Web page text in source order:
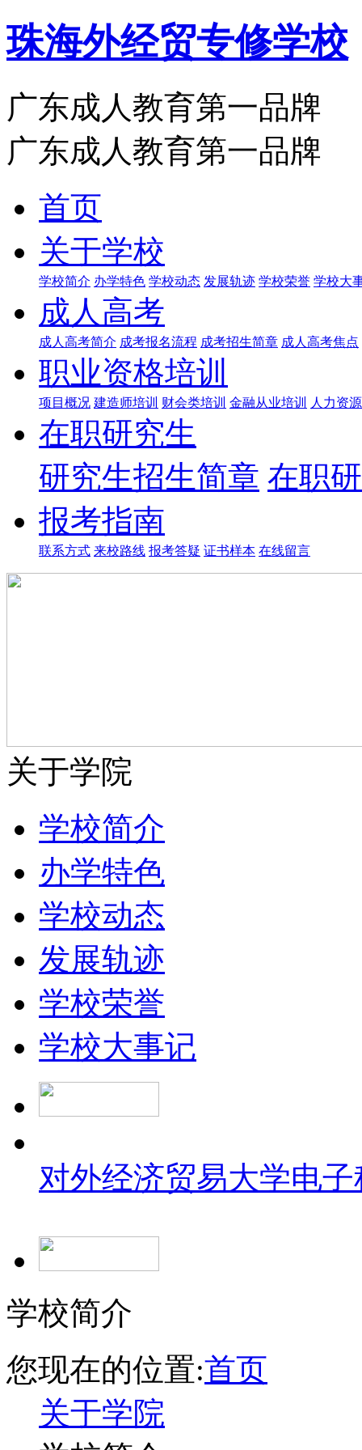
珠海外经贸专修学校
广东成人教育第一品牌
广东成人教育第一品牌
首页
关于学校
学校简介 办学特色 学校动态 发展轨迹 学校荣誉 学校大
成人高考
成人高考简介 成考报名流程 成考招生简章 成人高考焦点
职业资格培训
项目概况 建造师培训 财会类培训 金融从业培训 人力资
在职研究生
研究生招生简章 在职
报考指南
联系方式 来校路线 报考答疑 证书样本 在线留言
关于学院
学校简介
办学特色
学校动态
发展轨迹
学校荣誉
学校大事记
对外经济贸易大学电
学校简介
您现在的位置:首页
关于学院